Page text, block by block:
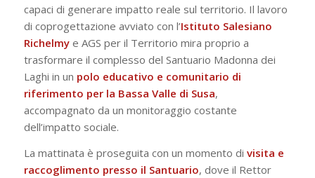
capaci di generare impatto reale sul territorio. Il lavoro
di coprogettazione avviato con l’Istituto Salesiano
Richelmye AGS per il Territorio mira proprio a
trasformare il complesso del Santuario Madonna dei
Laghi in un polo educativo e comunitario di
riferimento per la Bassa Valle di Susa,
accompagnato da un monitoraggio costante
dell’impatto sociale.
La mattinata è proseguita con un momento di visita e
raccoglimento presso il Santuario, dove il Rettor